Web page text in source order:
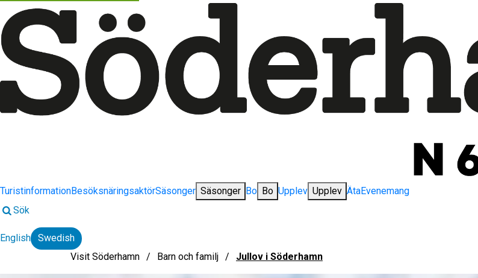
TuristinformationBesöksnäringsaktör
Sök
Change language:
English Swedish
Säsonger Säsonger Bo Bo Upplev Upplev ÄtaEvenemang
Visit Söderhamn Barn och familj Jullov i Söderhamn